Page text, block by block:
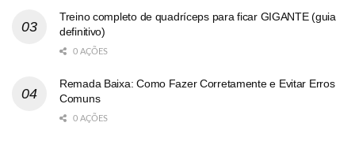
Treino completo de quadríceps para ficar GIGANTE (guia
definitivo)
0 AÇÕES
Remada Baixa: Como Fazer Corretamente e Evitar Erros
Comuns
0 AÇÕES